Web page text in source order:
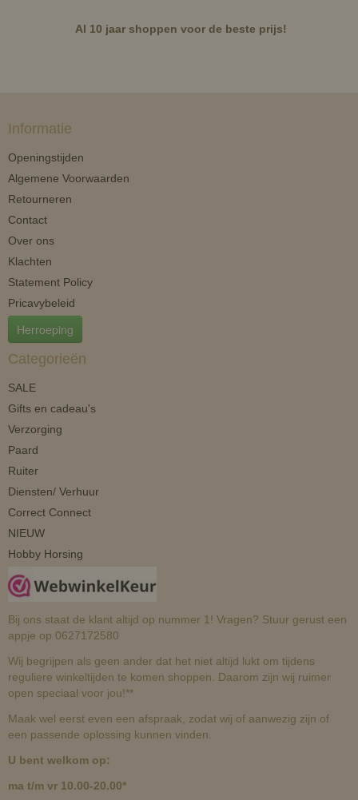
Al 10 jaar shoppen voor de beste prijs!
Informatie
Openingstijden
Algemene Voorwaarden
Retourneren
Contact
Over ons
Klachten
Statement Policy
Pricavybeleid
Herroeping
Categorieën
SALE
Gifts en cadeau's
Verzorging
Paard
Ruiter
Diensten/ Verhuur
Correct Connect
NIEUW
Hobby Horsing
Bij ons staat de klant altijd op nummer 1! Vragen? Stuur gerust een
appje op 0627172580
Wij begrijpen als geen ander dat het niet altijd lukt om tijdens
reguliere winkeltijden te komen shoppen. Daarom zijn wij ruimer
open speciaal voor jou!**
Maak wel eerst even een afspraak, zodat wij of aanwezig zijn of
een passende oplossing kunnen vinden.
U bent welkom op:
ma t/m vr 10.00-20.00*